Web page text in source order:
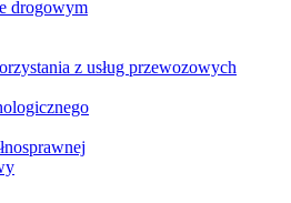
drogowym
z usług przewozowych